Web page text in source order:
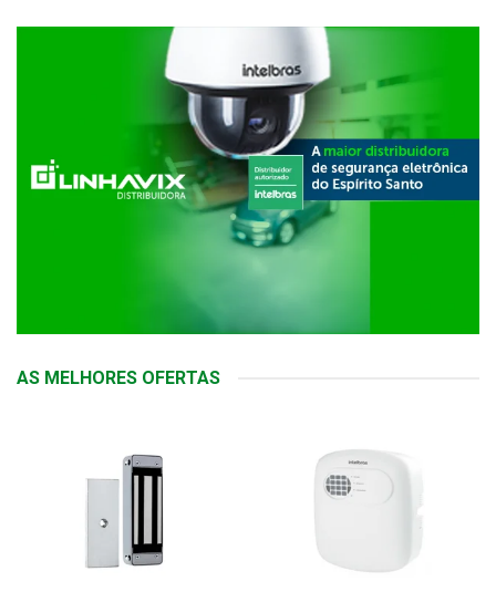
AS MELHORES OFERTAS